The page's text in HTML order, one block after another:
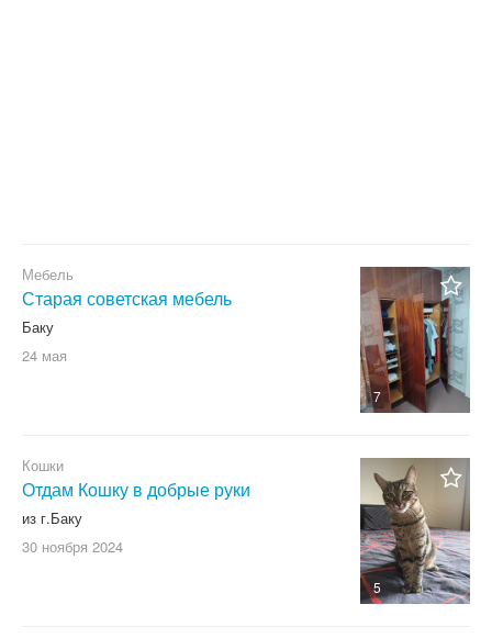
7
Мебель
Старая советская мебель
Баку
24 мая
5
Кошки
Отдам Кошку в добрые руки
из г.Баку
30 ноября 2024